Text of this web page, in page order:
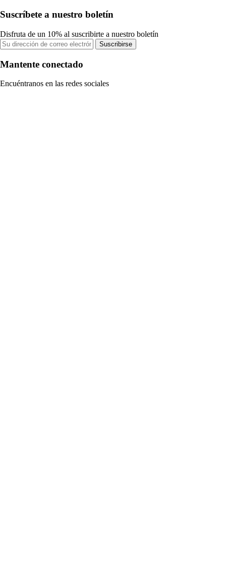
Suscríbete a nuestro boletín
Disfruta de un 10% al suscribirte a nuestro boletín
Suscribirse
Mantente conectado
Encuéntranos en las redes sociales